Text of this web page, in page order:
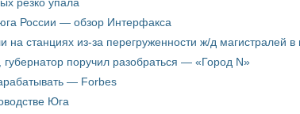
России — обзор Интерфакса
на станциях из-за перегруженности ж/д магистралей в
поручил разобраться — «Город N»
— Forbes
Юга